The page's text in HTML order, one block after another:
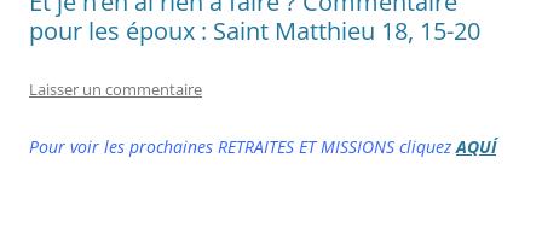
pour les époux : Saint Matthieu 18, 15-20
Laisser un commentaire
Pour voir les prochaines RETRAITES ET MISSIONS cliquezAQUÍ